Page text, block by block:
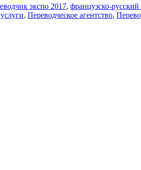
экспо 2017, французско-русский
, Переводческое агентство,